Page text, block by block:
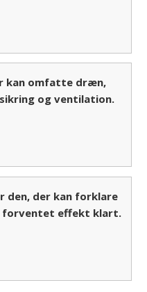
kan omfatte dræn,
og ventilation.
den, der kan forklare
forventet effekt klart.